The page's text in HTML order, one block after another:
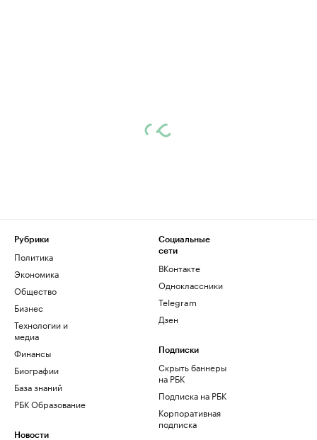
Рубрики
Политика
Экономика
Общество
Бизнес
Технологии и
медиа
Финансы
Биографии
База знаний
РБК Образование
Новости
Социальные
сети
ВКонтакте
Одноклассники
Telegram
Дзен
Подписки
Скрыть баннеры
на РБК
Подписка на РБК
Корпоративная
подписка